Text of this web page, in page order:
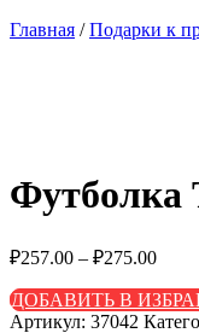
Главная /Подарки к
Футболка
₽257.00 – ₽275.00
ДОБАВИТЬ В
Артикул: 37042